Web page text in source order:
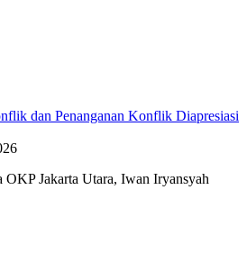
dan Penanganan Konflik Diapresiasi
OKP Jakarta Utara, Iwan Iryansyah